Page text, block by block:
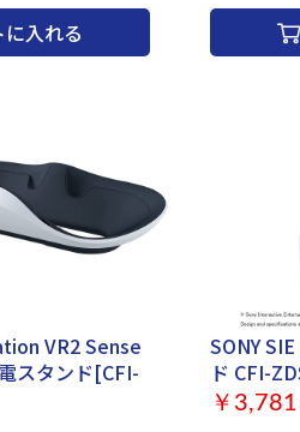
～ 18:00 同梱物
ントローラー テクノ レッ
入れる
センターでお受けしていま
ションセンタ
の場合 050-3754-
VR2 Sense
スタンド[CFI-
SONY
ド CFI-
￥3,781